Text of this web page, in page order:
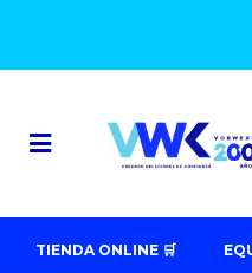
TIENDA ONLINE 🛒